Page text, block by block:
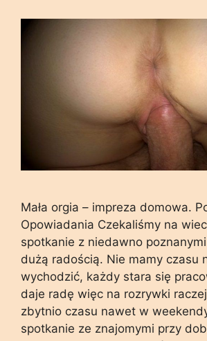
Mała orgia – impreza domowa.
Opowiadania Czekaliśmy na
spotkanie z niedawno
dużą radością. Nie mamy czasu
wychodzić, każdy stara się
daje radę więc na rozrywki
zbytnio czasu nawet w
spotkanie ze znajomymi przy